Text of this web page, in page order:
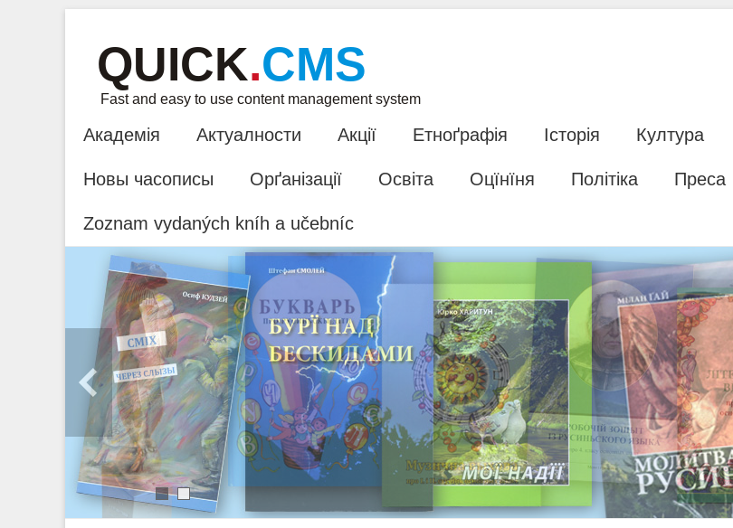
QUICK.CMS
Fast and easy to use content management system
Академія Актуалности Акції Етноґрафія Історія Култура
Новы часописы Орґанізації Освіта Оцїнїня Політіка Преса
Zoznam vydaných kníh a učebníc
1 2